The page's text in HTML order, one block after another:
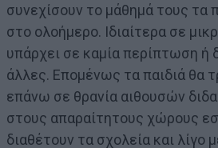
συνεχίσουν το μάθημά τους τα
στο ολοήμερο. Ιδιαίτερα σε
υπάρχει σε καμία περίπτωση ή
άλλες. Επομένως τα παιδιά θα
επάνω σε θρανία αιθουσών
στους απαραίτητους χώρους
διαθέτουν τα σχολεία και λίγο